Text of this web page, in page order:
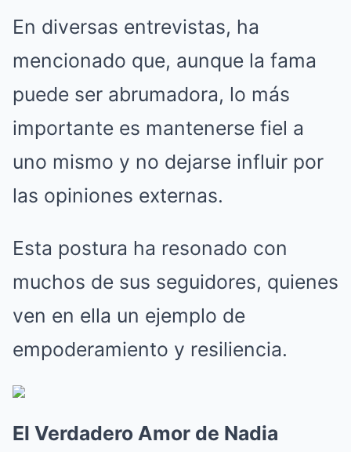
En diversas entrevistas, ha
mencionado que, aunque la fama
puede ser abrumadora, lo más
importante es mantenerse fiel a
uno mismo y no dejarse influir por
las opiniones externas.
Esta postura ha resonado con
muchos de sus seguidores, quienes
ven en ella un ejemplo de
empoderamiento y resiliencia.
El Verdadero Amor de Nadia